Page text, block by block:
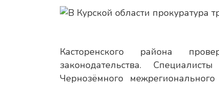
Касторенского района
законодательства.
Чернозёмного